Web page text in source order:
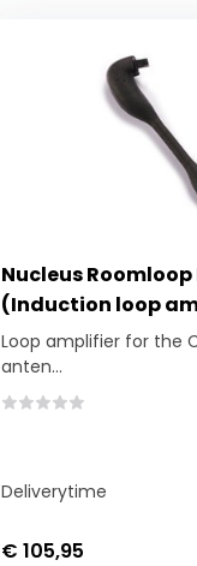
Nucleus
(Induction loop
Loop amplifier for the
anten...
Deliverytime
€ 105,95